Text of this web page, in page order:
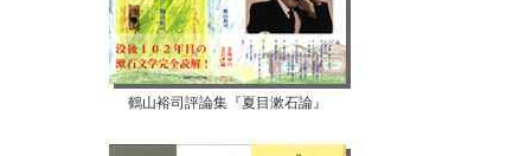
鶴山裕司評論集『夏目漱石論』